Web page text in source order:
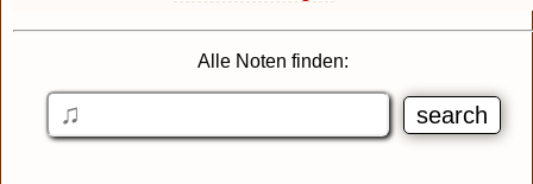
Alle Noten finden: